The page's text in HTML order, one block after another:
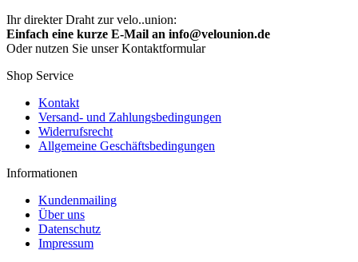
Ihr direkter Draht zur velo..union:
Einfach eine kurze E-Mail an info@velounion.de
Oder nutzen Sie unser Kontaktformular
Shop Service
Kontakt
Versand- und Zahlungsbedingungen
Widerrufsrecht
Allgemeine Geschäftsbedingungen
Informationen
Kundenmailing
Über uns
Datenschutz
Impressum